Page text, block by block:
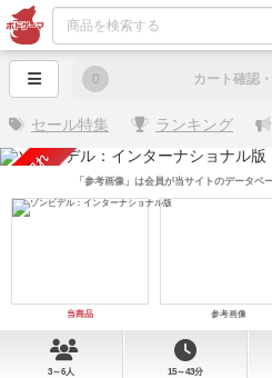
0 カート確認
セール特集 ランキング
売り切れ
当商品 参考画像
「参考画像」は会員が当サイトのデータベ
3～6人 15～43分